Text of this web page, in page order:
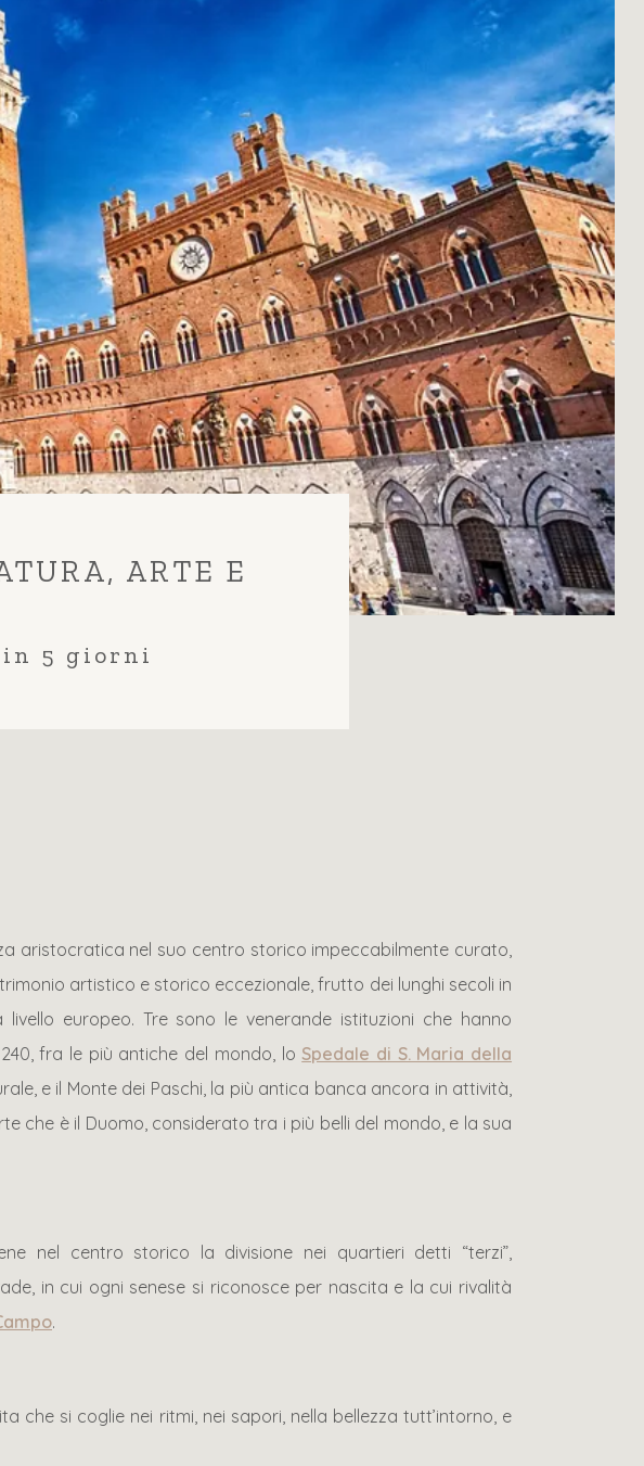
ARTE E
in 5 giorni
aristocratica nel suo centro storico impeccabilmente curato,
artistico e storico eccezionale, frutto dei lunghi secoli in
europeo. Tre sono le venerande istituzioni che hanno
fra le più antiche del mondo, lo Spedale di S. Maria della
e il Monte dei Paschi, la più antica banca ancora in attività,
che è il Duomo, considerato tra i più belli del mondo, e la sua
nel centro storico la divisione nei quartieri detti “terzi”,
in cui ogni senese si riconosce per nascita e la cui rivalità
.
che si coglie nei ritmi, nei sapori, nella bellezza tutt’intorno, e